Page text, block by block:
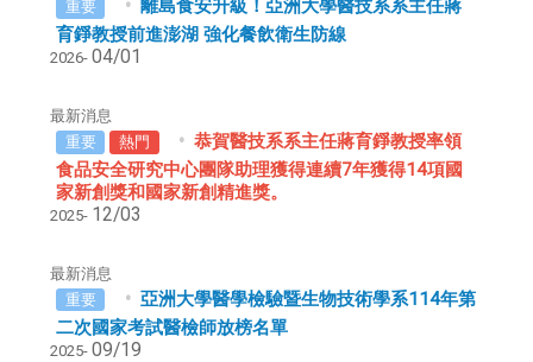
重要
離島食安升級！亞洲大學醫技系系主任蔣
育錚教授前進澎湖 強化餐飲衛生防線
2026- 04/01
最新消息
重要
熱門
恭賀醫技系系主任蔣育錚教授率領
食品安全研究中心團隊助理獲得連續7年獲得14項國
家新創獎和國家新創精進獎。
2025- 12/03
最新消息
重要
亞洲大學醫學檢驗暨生物技術學系114年第
二次國家考試醫檢師放榜名單
2025- 09/19